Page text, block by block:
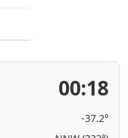
00:18
-37.2°